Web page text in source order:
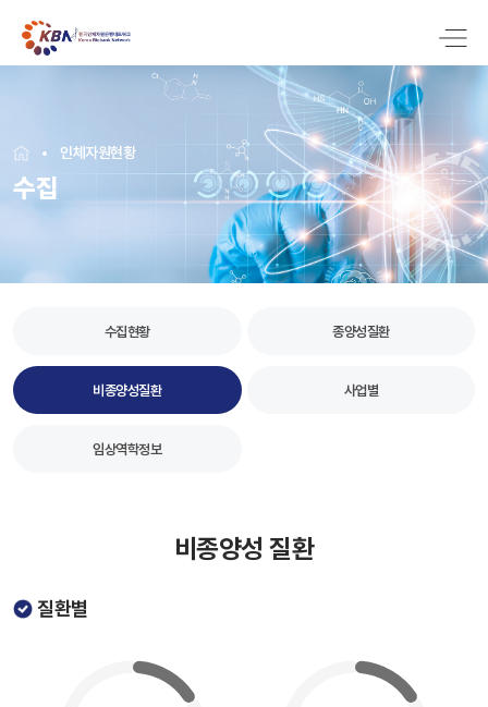
인체자원현황
수집
수집현황 종양성질환
비종양성질환 사업별
임상역학정보
비종양성 질환
질환별